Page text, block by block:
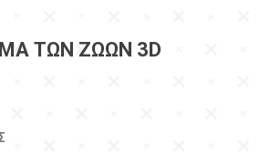
ΤΩΝ ΖΏΩΝ 3D